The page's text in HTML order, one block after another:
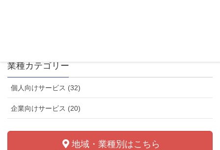
業種カテゴリー
個人向けサービス (32)
企業向けサービス (20)
地域・業種別はこちら